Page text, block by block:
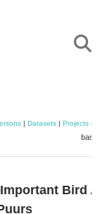
| Datasets | Projects
Bird